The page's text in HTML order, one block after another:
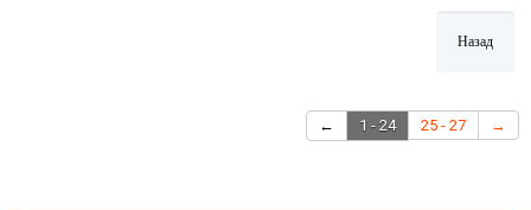
← 1 - 24 25 - 27 →